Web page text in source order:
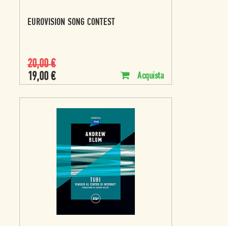
EUROVISION SONG CONTEST
20,00€
19,00 € Acquista